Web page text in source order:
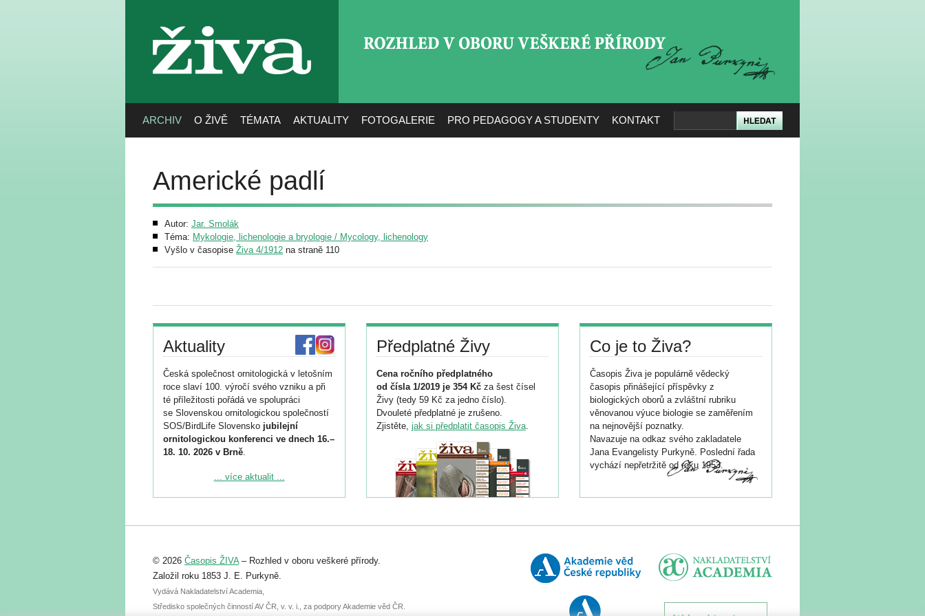
živa
ARCHIV O ŽIVĚ TÉMATA AKTUALITY FOTOGALERIE PRO PEDAGOGY A STUDENTY KONTAKT
Americké padlí
Autor: Jar. Smolák
Téma: Mykologie, lichenologie a bryologie / Mycology, lichenology
Vyšlo v časopise Živa 4/1912 na straně 110
Aktuality
Česká společnost ornitologická v letošním
roce slaví 100. výročí svého vzniku a při
té příležitosti pořádá ve spolupráci
se Slovenskou ornitologickou společností
SOS/BirdLife Slovensko jubilejní
ornitologickou konferenci ve dnech 16.–
18. 10. 2026 v Brně.
Podrobnější informace ke konferenci
Registrovat se můžete do 6. září.
abstraktu přihlášené přednášky nebo
posteru je už 30. června.
... více aktualit ...
Předplatné Živy
Cena ročního předplatného
od čísla 1/2019 je 354 Kč za šest čísel
Živy (tedy 59 Kč za jedno číslo).
Dvouleté předplatné je zrušeno.
Zjistěte, jak si předplatit časopis Živa.
Co je to Živa?
Časopis Živa je populárně vědecký
časopis přinášející příspěvky z
biologických oborů a zvláštní rubriku
věnovanou výuce biologie se zaměřením
na nejnovější poznatky.
Navazuje na odkaz svého zakladatele
Jana Evangelisty Purkyně. Poslední řada
vychází nepřetržitě od roku 1953.
© 2026 Časopis ŽIVA– Rozhled v oboru veškeré přírody.
Založil roku 1853 J. E. Purkyně.
Vydává Nakladatelství Academia,
Středisko společných činností AV ČR, v. v. i., za podpory Akademie věd ČR.